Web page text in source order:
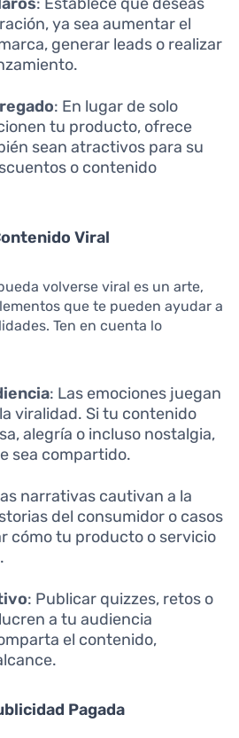
ya sea aumentar el
generar leads o realizar
: En lugar de solo
tu producto, ofrece
sean atractivos para su
o contenido
Viral
volverse viral es un arte,
que te pueden ayudar a
Ten en cuenta lo
: Las emociones juegan
viralidad. Si tu contenido
alegría o incluso nostalgia,
sea compartido.
narrativas cautivan a la
del consumidor o casos
cómo tu producto o servicio
: Publicar quizzes, retos o
a tu audiencia
el contenido,
Pagada